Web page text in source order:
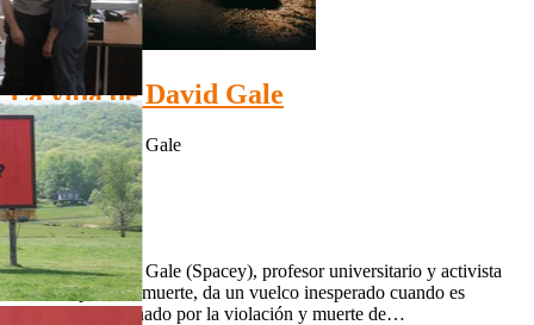
HD 1080p
La vida de David Gale
La vida de David Gale
HD 1080p
IMDb: 7.6
2003
130 min
La vida de David Gale (Spacey), profesor universitario y activista
contra la pena de muerte, da un vuelco inesperado cuando es
acusado y condenado por la violación y muerte de…